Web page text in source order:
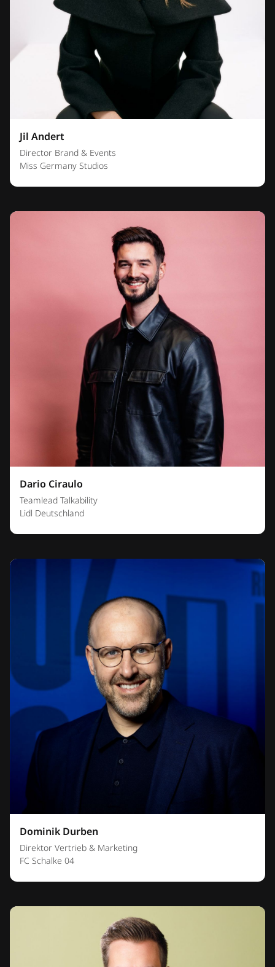
Jil Andert
Director Brand & Events
Miss Germany Studios
Dario Ciraulo
Teamlead Talkability
Lidl Deutschland
Dominik Durben
Direktor Vertrieb & Marketing
FC Schalke 04